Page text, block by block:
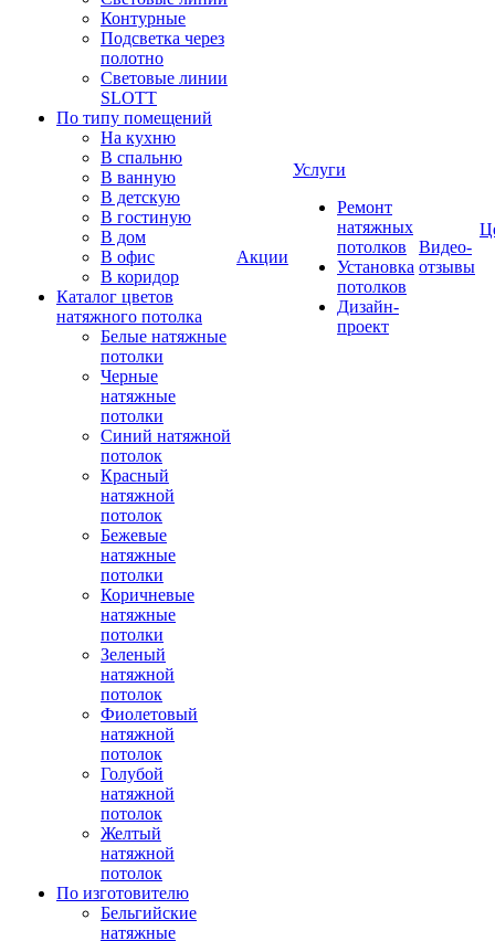
Контурные
Подсветка через
полотно
Световые линии
SLOTT
По типу помещений
На кухню
В спальню
В ванную
В детскую
В гостиную
В дом
В офис
В коридор
Каталог цветов
натяжного потолка
Белые натяжные
потолки
Черные
натяжные
потолки
Синий натяжной
потолок
Красный
натяжной
потолок
Бежевые
натяжные
потолки
Коричневые
натяжные
потолки
Зеленый
натяжной
потолок
Фиолетовый
натяжной
потолок
Голубой
натяжной
потолок
Желтый
натяжной
потолок
По изготовителю
Бельгийские
натяжные
Акции
Услуги
Ремонт
натяжных
потолков
Установка
потолков
Дизайн-
проект
Видео-
отзывы